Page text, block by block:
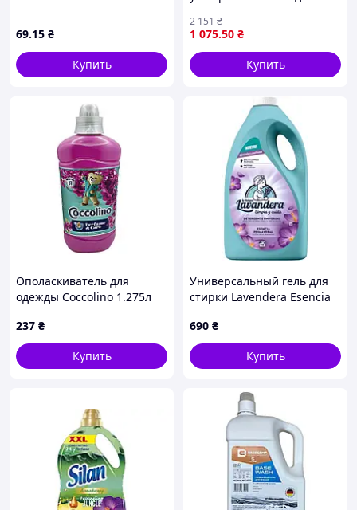
69.15 ₴
Купить
прання білих і кольорових
тканин
1 075.50 ₴
2 151₴
Купить
Ополаскиватель для
одежды Coccolino 1.275л
237 ₴
Купить
Универсальный гель для
стирки Lavendera Esencia
со свежим весенним
ароматом, 110 стирок,
4.950 л
690 ₴
Купить